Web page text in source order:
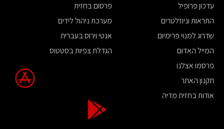
עדכון פרופיל
התראות וניוזלטרים
שדרוג למנוי פרימיום
המייל האדום
פרסמו אצלנו
תקנון האתר
אודות בחזית מדיה
פרסום בחזית
מערכת ניהול לידים
אנטי וירוס בעברית
הגדלת צפיות בסטטוס